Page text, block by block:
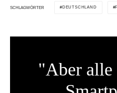
SCHLAGWÖRTER DEUTSCHLAND
"Aber alle